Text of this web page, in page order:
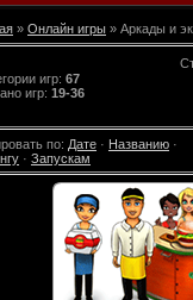
» Онлайн игры » Аркады и
игр: 67
игр: 19-36
по: Дате · Названию ·
· Запускам